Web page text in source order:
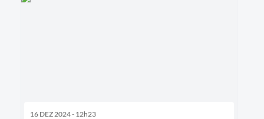
16 DEZ 2024 - 12h23